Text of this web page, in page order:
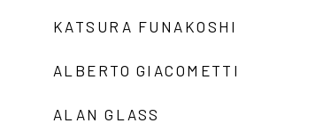
KATSURA FUNAKOSHI
ALBERTO GIACOMETTI
ALAN GLASS